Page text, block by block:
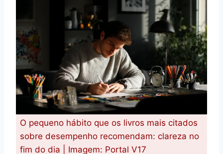
O pequeno hábito que os livros mais citados
sobre desempenho recomendam: clareza no
fim do dia | Imagem: Portal V17